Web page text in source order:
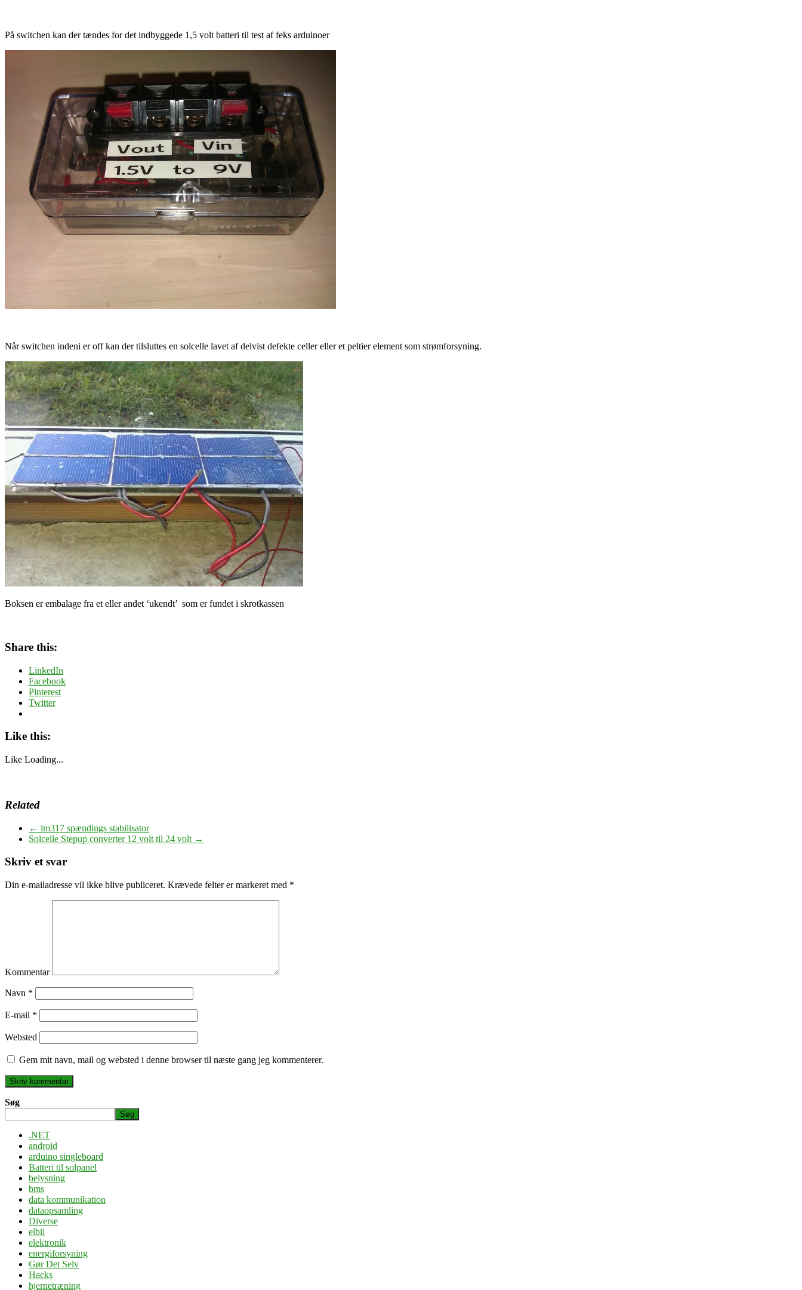
På switchen kan der tændes for det indbyggede 1,5 volt batteri til test af feks arduinoer
Når switchen indeni er off kan der tilsluttes en solcelle lavet af delvist defekte celler eller et peltier element som strømforsyning.
Boksen er embalage fra et eller andet ‘ukendt’ som er fundet i skrotkassen
Share this:
LinkedIn
Facebook
Pinterest
Twitter
Like this:
Like Loading...
Related
← lm317 spændings stabilisator
Solcelle Stepup converter 12 volt til 24 volt →
Skriv et svar
Din e-mailadresse vil ikke blive publiceret. Krævede felter er markeret med *
Kommentar
Navn *
E-mail *
Websted
Gem mit navn, mail og websted i denne browser til næste gang jeg kommenterer.
Søg
Søg
.NET
android
arduino singleboard
Batteri til solpanel
belysning
bms
data kommunikation
dataopsamling
Diverse
elbil
elektronik
energiforsyning
Gør Det Selv
Hacks
hjernetræning